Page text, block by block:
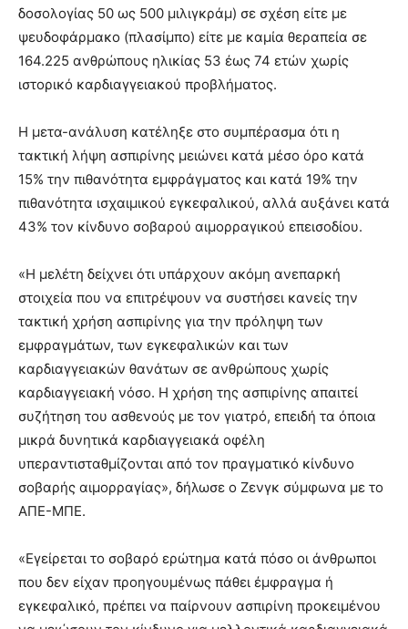
δοσολογίας 50 ως 500 μιλιγκράμ) σε σχέση είτε με
ψευδοφάρμακο (πλασίμπο) είτε με καμία θεραπεία σε
164.225 ανθρώπους ηλικίας 53 έως 74 ετών χωρίς
ιστορικό καρδιαγγειακού προβλήματος.
Η μετα-ανάλυση κατέληξε στο συμπέρασμα ότι η
τακτική λήψη ασπιρίνης μειώνει κατά μέσο όρο κατά
15% την πιθανότητα εμφράγματος και κατά 19% την
πιθανότητα ισχαιμικού εγκεφαλικού, αλλά αυξάνει κατά
43% τον κίνδυνο σοβαρού αιμορραγικού επεισοδίου.
«Η μελέτη δείχνει ότι υπάρχουν ακόμη ανεπαρκή
στοιχεία που να επιτρέψουν να συστήσει κανείς την
τακτική χρήση ασπιρίνης για την πρόληψη των
εμφραγμάτων, των εγκεφαλικών και των
καρδιαγγειακών θανάτων σε ανθρώπους χωρίς
καρδιαγγειακή νόσο. Η χρήση της ασπιρίνης απαιτεί
συζήτηση του ασθενούς με τον γιατρό, επειδή τα όποια
μικρά δυνητικά καρδιαγγειακά οφέλη
υπεραντισταθμίζονται από τον πραγματικό κίνδυνο
σοβαρής αιμορραγίας», δήλωσε ο Ζενγκ σύμφωνα με το
ΑΠΕ-ΜΠΕ.
«Εγείρεται το σοβαρό ερώτημα κατά πόσο οι άνθρωποι
που δεν είχαν προηγουμένως πάθει έμφραγμα ή
εγκεφαλικό, πρέπει να παίρνουν ασπιρίνη προκειμένου